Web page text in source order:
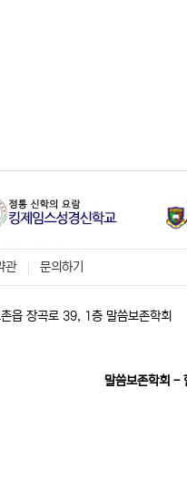
관 문의하기
읍 장곡로 39, 1층 말씀보존학회
말씀보존학회 -